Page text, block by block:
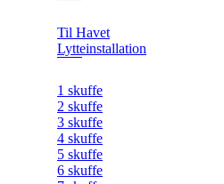
Til Havet
Lytteinstallation
1 skuffe
2 skuffe
3 skuffe
4 skuffe
5 skuffe
6 skuffe